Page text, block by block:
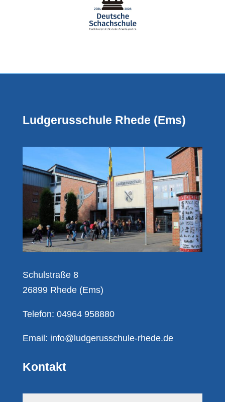
Ludgerusschule Rhede (Ems)
Schulstraße 8
26899 Rhede (Ems)
Telefon: 04964 958880
Email: info@ludgerusschule-rhede.de
Kontakt